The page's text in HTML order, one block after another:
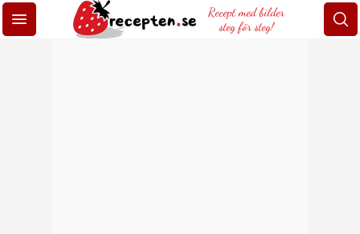
Recept med bilder
steg för steg!